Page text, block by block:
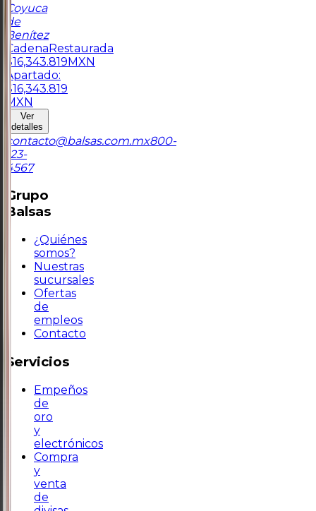
Coyuca
de
Benítez
CadenaRestaurada
$16,343.819MXN
Apartado:
$16,343.819
MXN
Ver
detalles
contacto@balsas.com.mx800-
123-
4567
Grupo
Balsas
¿Quiénes
somos?
Nuestras
sucursales
Ofertas
de
empleos
Contacto
Servicios
Empeños
de
oro
y
electrónicos
Compra
y
venta
de